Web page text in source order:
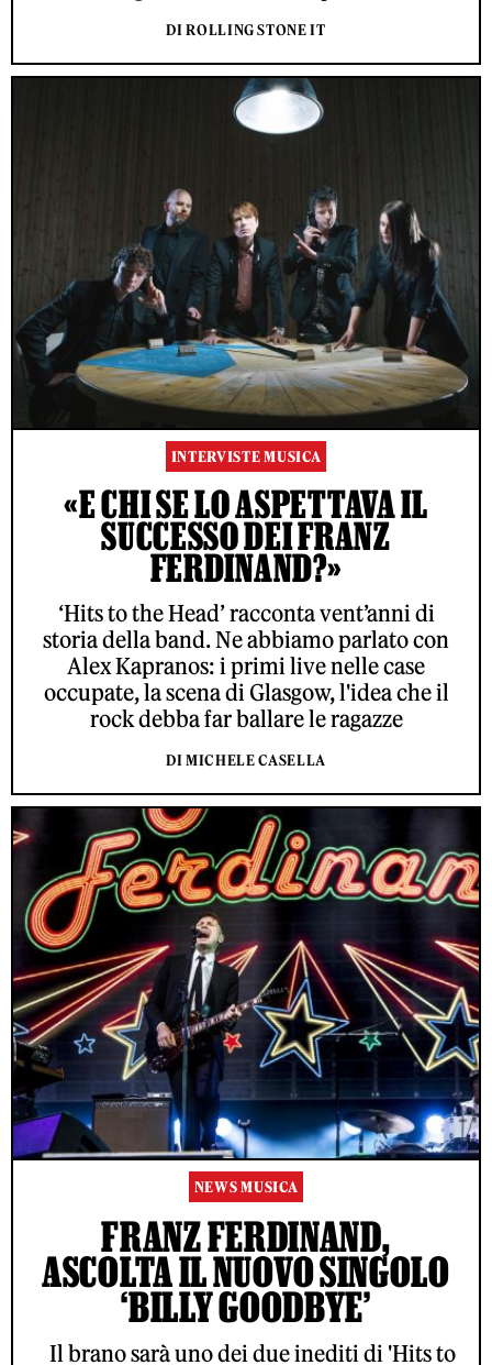
DI ROLLING STONE IT
INTERVISTE MUSICA
«E CHI SE LO ASPETTAVA IL
SUCCESSO DEI FRANZ
FERDINAND?»
‘Hits to the Head’ racconta vent’anni di
storia della band. Ne abbiamo parlato con
Alex Kapranos: i primi live nelle case
occupate, la scena di Glasgow, l'idea che il
rock debba far ballare le ragazze
DI MICHELE CASELLA
NEWS MUSICA
FRANZ FERDINAND,
ASCOLTA IL NUOVO SINGOLO
‘BILLY GOODBYE’
Il brano sarà uno dei due inediti di 'Hits to